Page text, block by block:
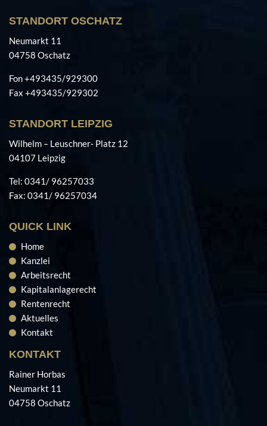
STANDORT OSCHATZ
Neumarkt 11
04758 Oschatz
Fon +493435/929300
Fax +493435/929302
STANDORT LEIPZIG
Wilhelm – Leuschner- Platz 12
04107 Leipzig
Tel: 0341/ 96257033
Fax: 0341/ 96257034
QUICK LINK
Home
Kanzlei
Arbeitsrecht
Kapitalanlagerecht
Rentenrecht
Aktuelles
Kontakt
KONTAKT
Rainer Horbas
Neumarkt 11
04758 Oschatz